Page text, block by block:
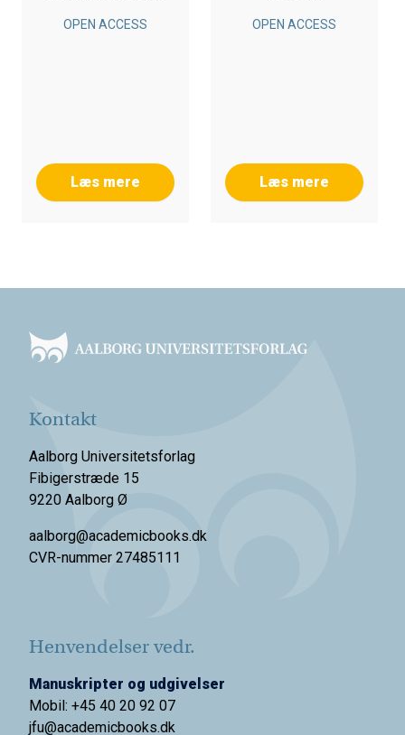
OPEN ACCESS
Læs mere
OPEN ACCESS
Læs mere
Kontakt
Aalborg Universitetsforlag
Fibigerstræde 15
9220 Aalborg Ø
aalborg@academicbooks.dk
CVR-nummer 27485111
Henvendelser vedr.
Manuskripter og udgivelser
Mobil: +45 40 20 92 07
jfu@academicbooks.dk